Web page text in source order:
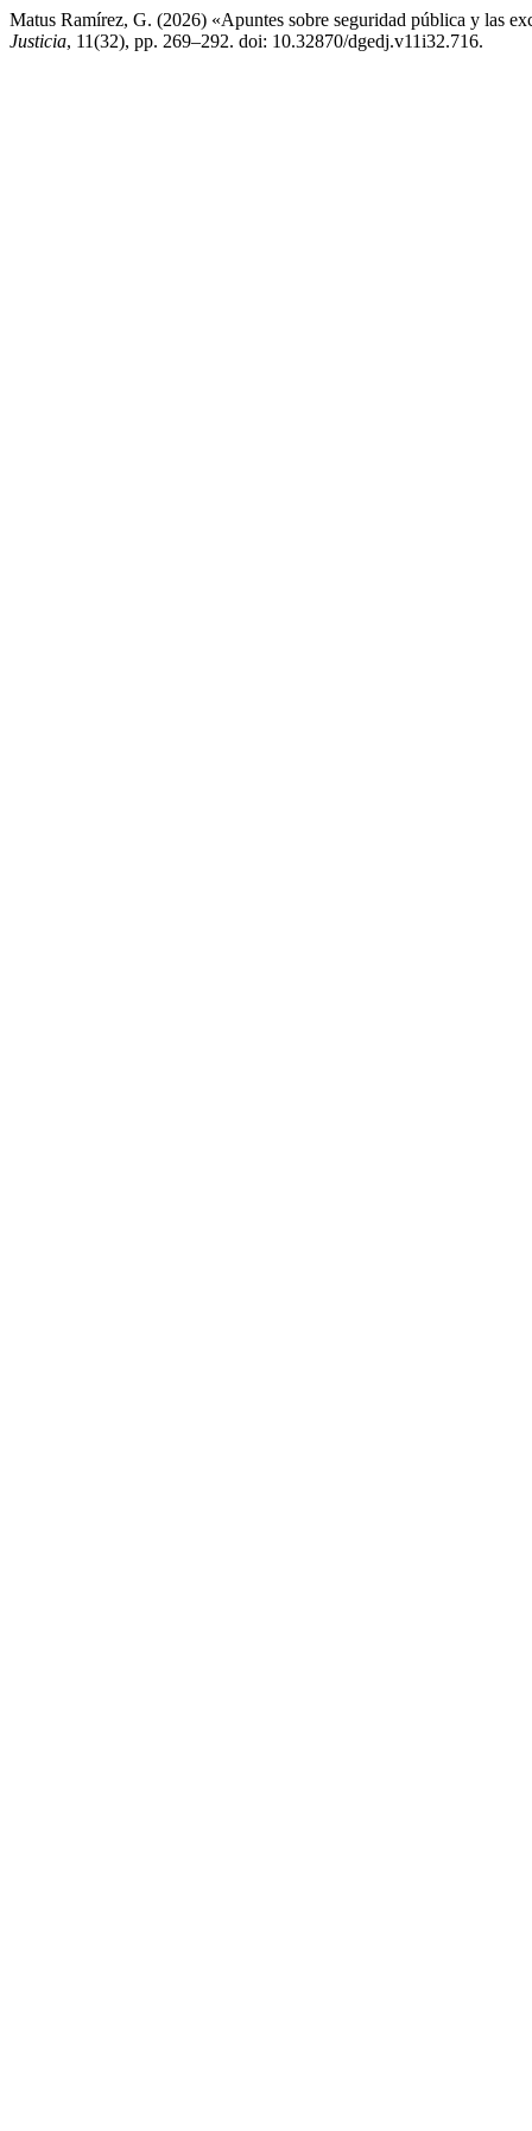
Matus Ramírez, G. (2026) «Apuntes sobre seguridad pública y las
Justicia, 11(32), pp. 269–292. doi: 10.32870/dgedj.v11i32.716.